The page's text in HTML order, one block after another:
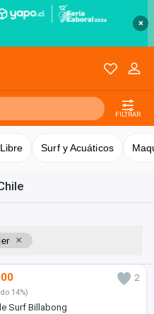
×
FILTRAR
Surf y Acuáticos
×
2
14%)
Surf Billabong